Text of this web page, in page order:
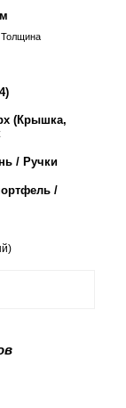
(Крышка,
/ Ручки
/